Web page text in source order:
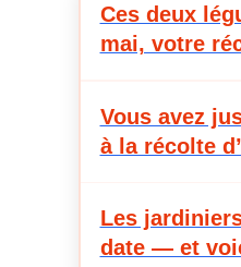
Ces deux
mai, votre
Vous avez
à la récolte
Les
date — et